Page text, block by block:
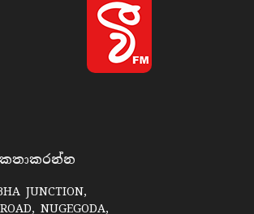
JUNCTION,
NUGEGODA,